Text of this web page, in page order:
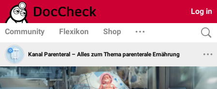
Log in
Community Flexikon Shop
Kanal Parenteral – Alles zum Thema parenterale Ernährung